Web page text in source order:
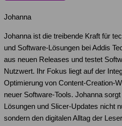
Johanna
Johanna ist die treibende Kraft für
und Software-Lösungen bei Addis
aus neuen Releases und testet
Nutzwert. Ihr Fokus liegt auf der
Optimierung von Content-Creation-
neuer Software-Tools. Johanna
Lösungen und Slicer-Updates nicht
sondern den digitalen Alltag der